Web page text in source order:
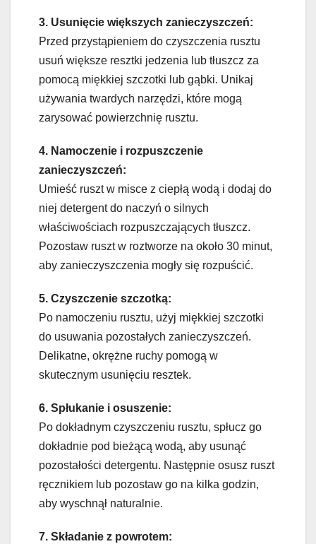
3. Usunięcie większych zanieczyszczeń:
Przed przystąpieniem do czyszczenia rusztu
usuń większe resztki jedzenia lub tłuszcz za
pomocą miękkiej szczotki lub gąbki. Unikaj
używania twardych narzędzi, które mogą
zarysować powierzchnię rusztu.
4. Namoczenie i rozpuszczenie
zanieczyszczeń:
Umieść ruszt w misce z ciepłą wodą i dodaj do
niej detergent do naczyń o silnych
właściwościach rozpuszczających tłuszcz.
Pozostaw ruszt w roztworze na około 30 minut,
aby zanieczyszczenia mogły się rozpuścić.
5. Czyszczenie szczotką:
Po namoczeniu rusztu, użyj miękkiej szczotki
do usuwania pozostałych zanieczyszczeń.
Delikatne, okrężne ruchy pomogą w
skutecznym usunięciu resztek.
6. Spłukanie i osuszenie:
Po dokładnym czyszczeniu rusztu, spłucz go
dokładnie pod bieżącą wodą, aby usunąć
pozostałości detergentu. Następnie osusz ruszt
ręcznikiem lub pozostaw go na kilka godzin,
aby wyschnął naturalnie.
7. Składanie z powrotem: